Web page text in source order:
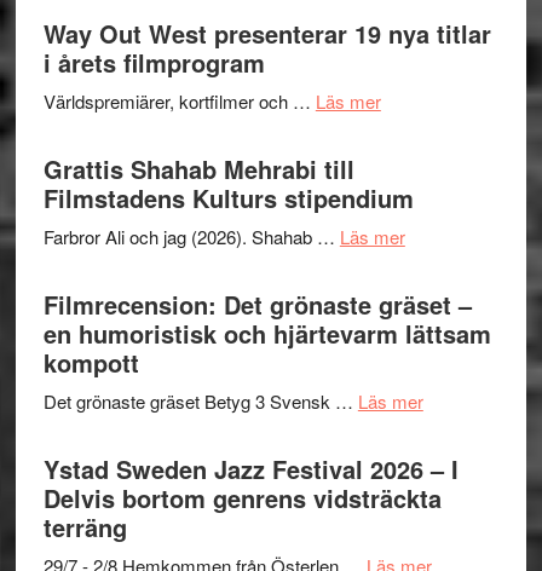
trailern
för
X-
I
Want
to
Believe
Vrach
Frankenshtey
med
Mulder
och
Dana
Way Out West presenterar 19 nya titlar
i årets filmprogram
Världspremiärer, kortfilmer och … Läs merom
presenterar
19
titlar
i
Grattis Shahab Mehrabi till
Filmstadens Kulturs stipendium
Farbror Ali och jag (2026). Shahab … Läs merom
Shahab
Mehrabi
till
Kulturs
Filmrecension: Det grönaste gräset –
en humoristisk och hjärtevarm lättsam
kompott
Det grönaste gräset Betyg 3 Svensk … Läs merom
Det
grönaste
gräset
Ystad Sweden Jazz Festival 2026 – I
Delvis bortom genrens vidsträckta
terräng
29/7 - 2/8 Hemkommen från Österlen … Läs merom